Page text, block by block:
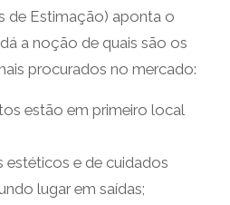
de Estimação) aponta o
a noção de quais são os
procurados no mercado:
estão em primeiro local
estéticos e de cuidados
lugar em saídas;